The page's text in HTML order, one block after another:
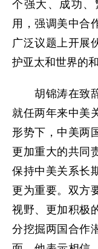
个强大、成功
用，强调美中合
广泛议题上开展
护亚太和世界的
胡锦涛在致辞
就任两年来中美
形势下，中美两
更加重大的共同
保持中美关系长
更为重要。双方
视野、更加积极
分挖掘两国合作